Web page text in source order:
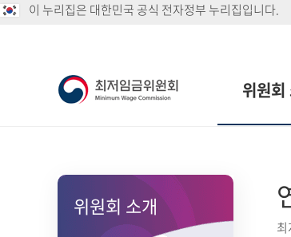
이 누리집은 대한민국 공식 전자정부 누리집입니다.
위원회
위원회 소개